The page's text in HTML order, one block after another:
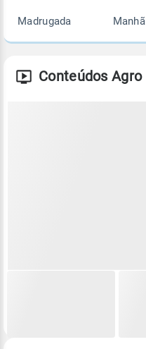
Madrugada Manhã
Conteúdos Agro